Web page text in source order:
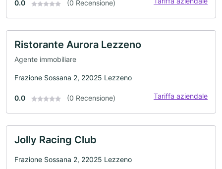
0.0 (0 Recensione)
Ristorante Aurora Lezzeno
Agente immobiliare
Frazione Sossana 2, 22025 Lezzeno
0.0 (0 Recensione) Tariffa aziendale
Jolly Racing Club
Frazione Sossana 2, 22025 Lezzeno